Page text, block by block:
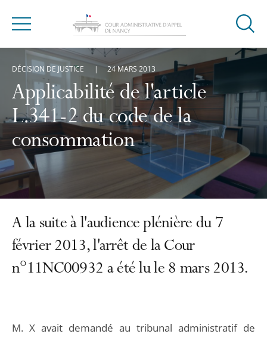
Menu
Ouvrir
Applicabilité de l'article
L.341-2 du code de la
consommation
DÉCISION DE JUSTICE 24 MARS 2013
A la suite à l'audience plénière du 7
février 2013, l'arrêt de la Cour
n°11NC00932 a été lu le 8 mars 2013.
M. X avait demandé au tribunal administratif de